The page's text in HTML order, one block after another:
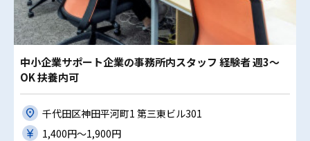
中小企業サポート企業の事務所内スタッフ 経験者 週3～
OK 扶養内可
千代田区神田平河町1 第三東ビル301
1,400円〜1,900円